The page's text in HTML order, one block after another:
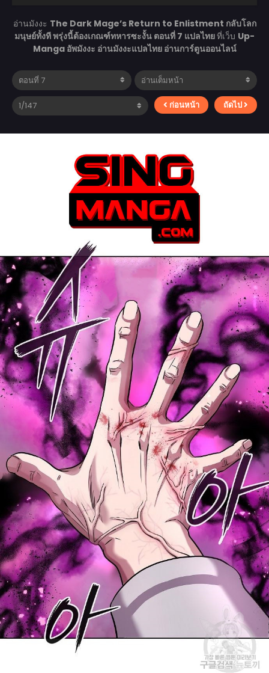
อ่านมังงะ The Dark Mage’s Return to Enlistment กลับโลก
มนุษย์ทั้งที พรุ่งนี้ต้องเกณฑ์ทหารซะงั้น ตอนที่ 7 แปลไทยที่เว็บ Up-
Manga อัพมังงะ อ่านมังงะแปลไทย อ่านการ์ตูนออนไลน์
ก่อนหน้า ถัดไป